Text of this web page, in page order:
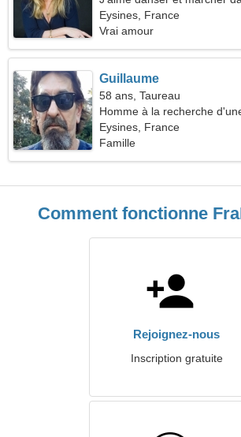
Eysines, France
Vrai amour
Guillaume
58 ans, Taureau
Homme à la recherche
Eysines, France
Famille
Comment fonctionne
Rejoignez-nous
Inscription gratuite